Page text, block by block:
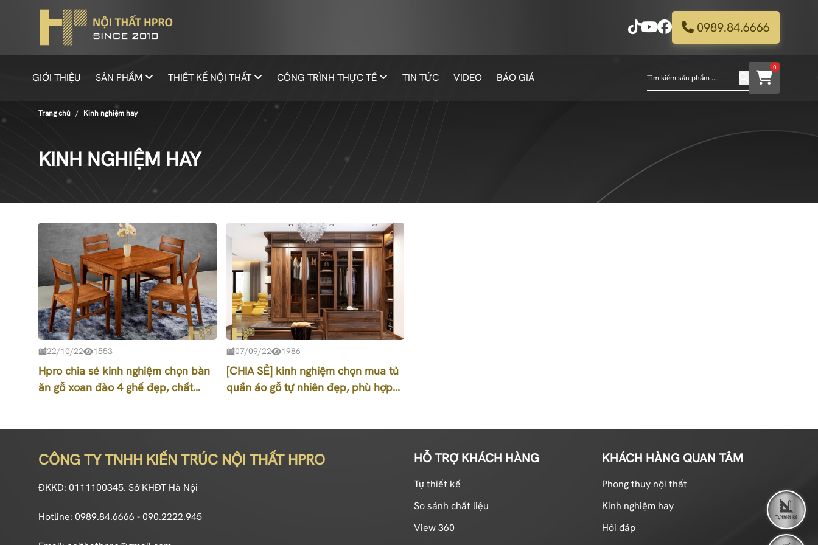
0989.84.6666
GIỚI THIỆU SẢN PHẨM THIẾT KẾ NỘI THẤT CÔNG TRÌNH THỰC TẾ TIN TỨC VIDEO BÁO GIÁ
0
Trang chủ Kinh nghiệm hay
KINH NGHIỆM HAY
22/10/22 1553
Hpro chia sẻ kinh nghiệm chọn bàn
ăn gỗ xoan đào 4 ghế đẹp, chất
07/09/22 1986
[CHIA SẺ] kinh nghiệm chọn mua tủ
quần áo gỗ tự nhiên đẹp, phù hợp
CÔNG TY TNHH KIẾN TRÚC NỘI THẤT HPRO
ĐKKD: 0111100345. Sở KHĐT Hà Nội
Hotline: 0989.84.6666 - 090.2222.945
HỖ TRỢ KHÁCH HÀNG
Tự thiết kế
So sánh chất liệu
View 360
KHÁCH HÀNG QUAN TÂM
Phong thuỷ nội thất
Kinh nghiệm hay
Hỏi đáp
Tự thiết kế